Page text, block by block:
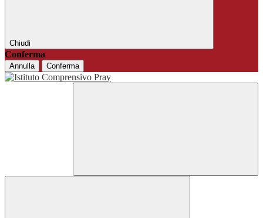
Chiudi
Conferma
Annulla Conferma